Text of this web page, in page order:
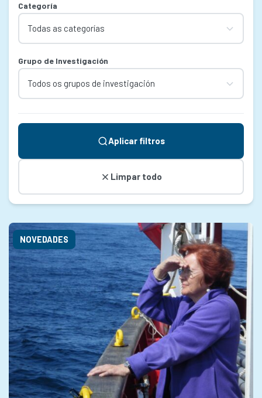
Categoría
Grupo de Investigación
Aplicar filtros
Limpar todo
NOVEDADES